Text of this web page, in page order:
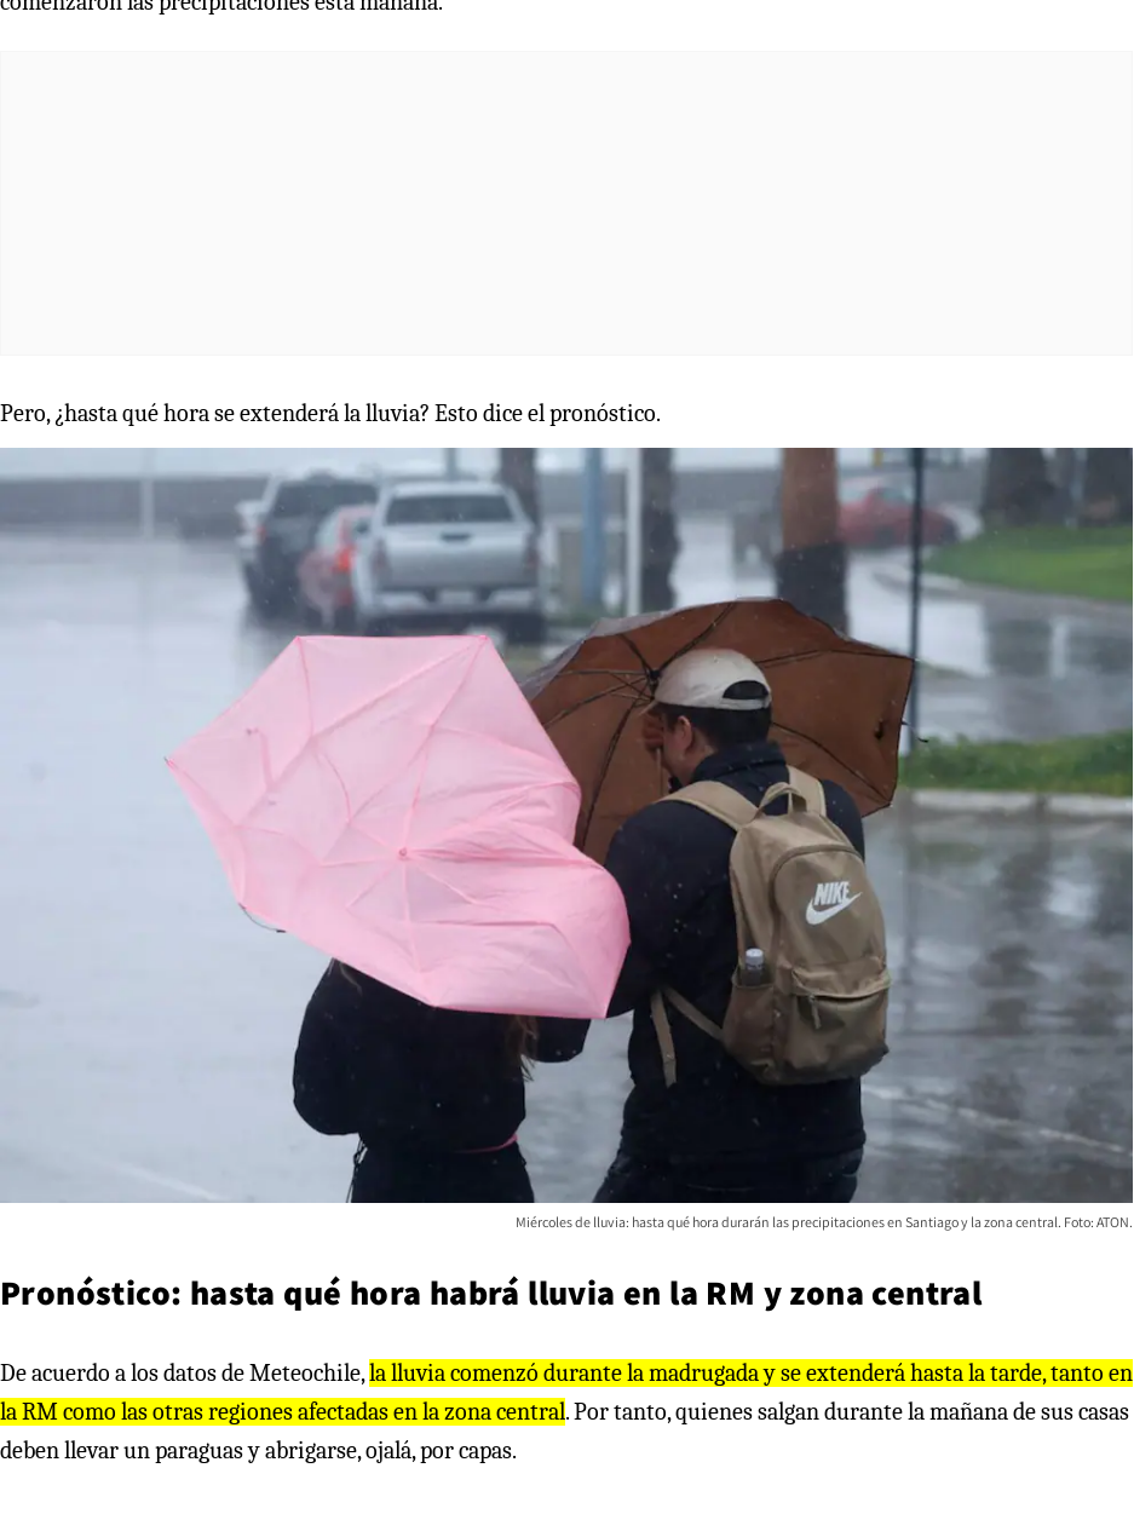
Pero, ¿hasta qué hora se extenderá la lluvia? Esto dice el pronóstico.
Miércoles de lluvia: hasta qué hora durarán las precipitaciones en Santiago y la zona central. Foto: ATON.
Pronóstico: hasta qué hora habrá lluvia en la RM y zona central
De acuerdo a los datos de Meteochile,la lluvia comenzó durante la madrugada y se extenderá hasta la tarde, tanto en
la RM como las otras regiones afectadas en la zona central. Por tanto, quienes salgan durante la mañana de sus casas
deben llevar un paraguas y abrigarse, ojalá, por capas.